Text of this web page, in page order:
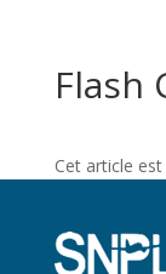
Flash
Cet article